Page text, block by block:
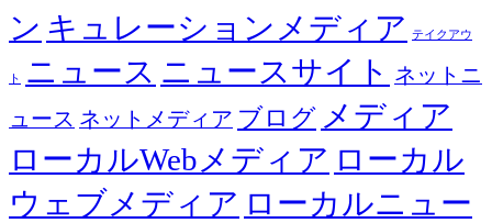
ン キュレーションメディア テイクアウ
ト ニュース ニュースサイト ネットニ
ュース ネットメディア ブログ メディア
ローカルWebメディア ローカル
ウェブメディア ローカルニュー